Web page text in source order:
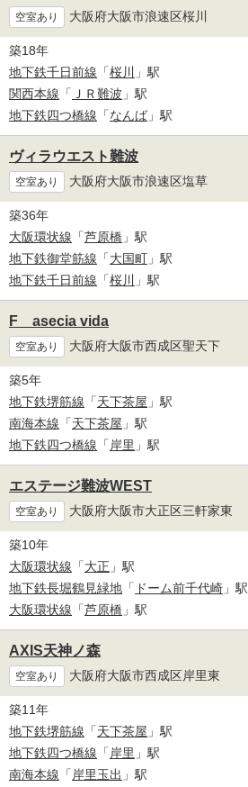
空室あり 大阪府大阪市浪速区桜川
築18年
地下鉄千日前線 「桜川 」駅
関西本線 「 ＪＲ難波 」駅
地下鉄四つ橋線 「なんば 」駅
ヴィラウエスト難波
空室あり 大阪府大阪市浪速区塩草
築36年
大阪環状線 「芦原橋 」駅
地下鉄御堂筋線 「大国町 」駅
地下鉄千日前線 「桜川 」駅
F asecia vida
空室あり 大阪府大阪市西成区聖天下
築5年
地下鉄堺筋線 「天下茶屋 」駅
南海本線 「天下茶屋 」駅
地下鉄四つ橋線 「岸里 」駅
エステージ難波WEST
空室あり 大阪府大阪市大正区三軒家東
築10年
大阪環状線 「大正 」駅
地下鉄長堀鶴見緑地 「 ドーム前千代崎 」駅
大阪環状線 「芦原橋 」駅
AXIS天神ノ森
空室あり 大阪府大阪市西成区岸里東
築11年
地下鉄堺筋線 「天下茶屋 」駅
地下鉄四つ橋線 「岸里 」駅
南海本線 「岸里玉出 」駅